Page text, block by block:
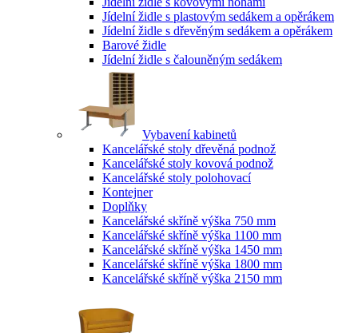
Jídelní židle s plastovým sedákem a opěrákem
Jídelní židle s dřevěným sedákem a opěrákem
Barové židle
Jídelní židle s čalouněným sedákem
Vybavení kabinetů
Kancelářské stoly dřevěná podnož
Kancelářské stoly kovová podnož
Kancelářské stoly polohovací
Kontejner
Doplňky
Kancelářské skříně výška 750 mm
Kancelářské skříně výška 1100 mm
Kancelářské skříně výška 1450 mm
Kancelářské skříně výška 1800 mm
Kancelářské skříně výška 2150 mm